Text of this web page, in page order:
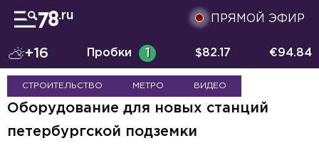
ПРЯМОЙ ЭФИР
+16 Пробки 1 $82.17 €94.84
СТРОИТЕЛЬСТВО МЕТРО ВИДЕО
Оборудование для новых станций
петербургской подземки